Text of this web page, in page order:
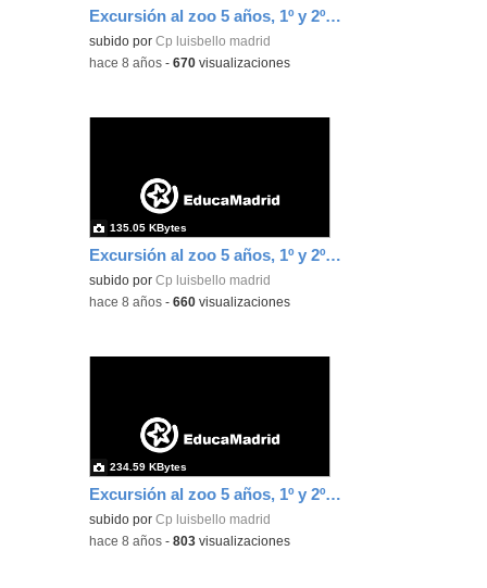
Excursión al zoo 5 años, 1º y 2º Luis Bello 30
subido porCp luisbello madrid
-hace 8 años -670 visualizaciones
Excursión al zoo 5 años, 1º y 2º Luis Bello 31
subido porCp luisbello madrid
135.05 KBytes
-hace 8 años -660 visualizaciones
Excursión al zoo 5 años, 1º y 2º Luis Bello 32
subido porCp luisbello madrid
234.59 KBytes
-hace 8 años -803 visualizaciones